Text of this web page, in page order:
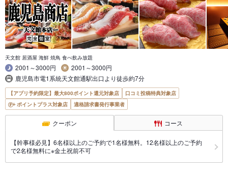
天文館 居酒屋 海鮮 焼鳥 食べ飲み放題
2001～3000円
2001～3000円
鹿児島市電1系統天文館通駅出口より徒歩約7分
【アプリ予約限定】最大800ポイント還元対象店
口コミ投稿特典対象店
ポイントプラス対象店
適格請求書発行事業者
クーポン コース
【幹事様必見】6名様以上のご予約で1名様無料。12名様以上のご予約
で2名様無料に※金土祝前不可